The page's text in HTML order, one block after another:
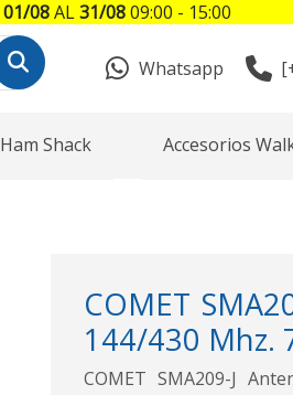
Whatsapp
Ham Shack Accesorios
COMET
144/430 Mhz.
COMET SMA209-J
01/08AL31/0809:00 - 15:00